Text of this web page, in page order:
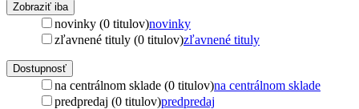
Zobraziť iba
novinky (0 titulov)novinky
zľavnené tituly (0 titulov)zľavnené tituly
Dostupnosť
na centrálnom sklade (0 titulov)na centrálnom sklade
predpredaj (0 titulov)predpredaj